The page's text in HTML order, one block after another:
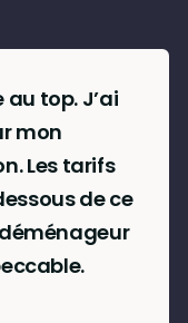
top. J’ai
mon
Les tarifs
de ce